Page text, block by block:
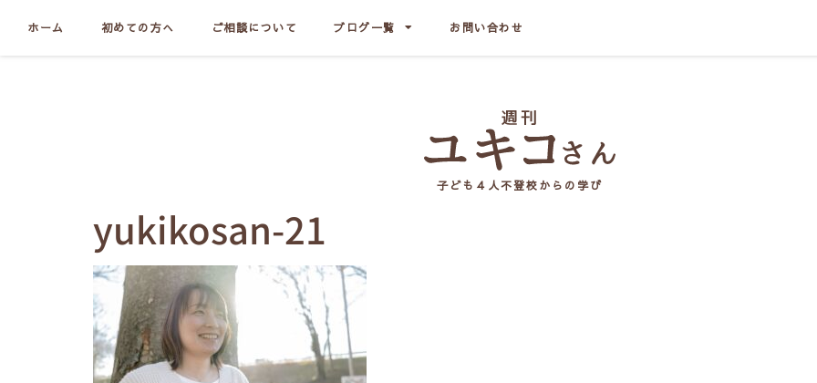
ホーム 初めての方へ ご相談について ブログ一覧 お問い合わせ
子ども４人不登校からの学び
yukikosan-21